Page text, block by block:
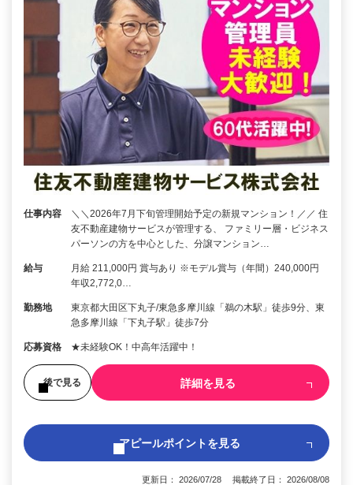
仕事内容
＼＼2026年7月下旬管理開始予定の新規マンション！／／ 住
友不動産建物サービスが管理する、 ファミリー層・ビジネス
パーソンの方を中心とした、分譲マンション…
給与
月給 211,000円 賞与あり ※モデル賞与（年間）240,000円
年収2,772,0…
勤務地
東京都大田区下丸子/東急多摩川線「鵜の木駅」徒歩9分、東
急多摩川線「下丸子駅」徒歩7分
応募資格 ★未経験OK！中高年活躍中！
後で見る 詳細を見る
アピールポイントを見る
更新日： 2026/07/28 掲載終了日： 2026/08/08